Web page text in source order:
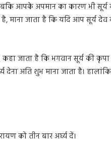
आपके अपमान का कारण भी
माना जाता है कि यदि आप सूर्य
कहा जाता है कि भगवान सूर्य की
अति शुभ माना जाता है।
को तीन बार अर्घ्य दें।